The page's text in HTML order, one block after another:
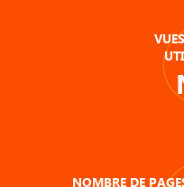
NOMBRE DE